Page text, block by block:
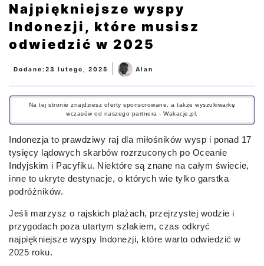
Najpiękniejsze wyspy
Indonezji, które musisz
odwiedzić w 2025
Dodane:23 lutego, 2025 Alan
Na tej stronie znajdziesz oferty sponsorowane, a także wyszukiwarkę
wczasów od naszego partnera - Wakacje.pl.
Indonezja to prawdziwy raj dla miłośników wysp i ponad 17
tysięcy lądowych skarbów rozrzuconych po Oceanie
Indyjskim i Pacyfiku. Niektóre są znane na całym świecie,
inne to ukryte destynacje, o których wie tylko garstka
podróżników.
Jeśli marzysz o rajskich plażach, przejrzystej wodzie i
przygodach poza utartym szlakiem, czas odkryć
najpiękniejsze wyspy Indonezji, które warto odwiedzić w
2025 roku.